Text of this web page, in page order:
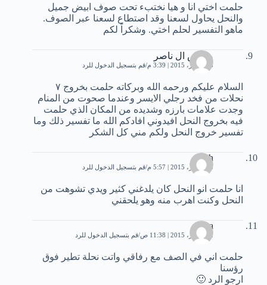
حلمت اختي انا و هيا نختبء تحت صوف ابيض جميل
والنحل يحاول لسعنا وقد اصتطاع لسعنا عبر الصوف.
ماهو التفسير لحلم اختي. وشكراً لكم
مخلص ال ناصر
18 أكتوبر، 2015 | 3:39 م قم بتسجيل الدخول للرد
السلام عليكم ورحمه الله وبركاته حلمت بخروج ٧
نحلات من فخد رجلي الايسر وعندما صحوت من المنام
وجدت علامات بارزه وشديده من المكان الذي حلمت
فيه بخروج النحل افيدوني افادكم الله ما تفسير ذلك وما
تفسير خروج النحل ولكم مني كل الشكر
mish
18 أكتوبر، 2015 | 5:57 م قم بتسجيل الدخول للرد
انا حلمت انو النحل كان يلدغني كثير ويدي تشوهت من
النحل وكنت اهرب منه وهو يلحقني
nana
22 أكتوبر، 2015 | 11:38 ص قم بتسجيل الدخول للرد
حلمت اني في الصف مع رفاقي واتت نحلة تطير فوق
رؤسنا
ارجو الرد 🙂